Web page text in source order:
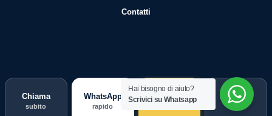
Chiama
subito
WhatsApp
rapido
Guida Indagine
Hai bisogno di aiuto?
Scrivici su Whatsapp
Contatti